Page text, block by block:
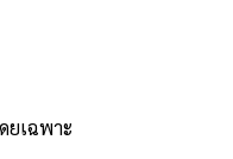
ยเฉพาะ